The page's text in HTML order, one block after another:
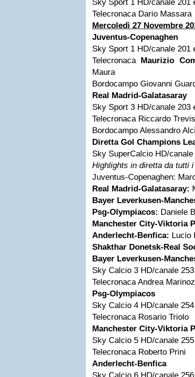
Sky Sport 1 HD/canale 201
Telecronaca Dario Massara
Mercoledì 27 Novembre
Juventus-Copenaghen
Sky Sport 1 HD/canale 201
Telecronaca Maurizio
Maura
Bordocampo Giovanni
Real Madrid-Galatasaray
Sky Sport 3 HD/canale 203
Telecronaca Riccardo
Bordocampo Alessandro
Diretta Gol Champions
Sky SuperCalcio HD/canale
Highlights in diretta da tutti
Juventus-Copenaghen:
Real Madrid-Galatasaray:
Bayer Leverkusen-
Psg-Olympiacos: Daniele
Manchester City-Viktoria
Anderlecht-Benfica: Lucio
Shakthar Donetsk-Real
Bayer Leverkusen-
Sky Calcio 3 HD/canale 253
Telecronaca Andrea
Psg-Olympiacos
Sky Calcio 4 HD/canale 254
Telecronaca Rosario Triolo
Manchester City-Viktoria
Sky Calcio 5 HD/canale 255
Telecronaca Roberto Prini
Anderlecht-Benfica